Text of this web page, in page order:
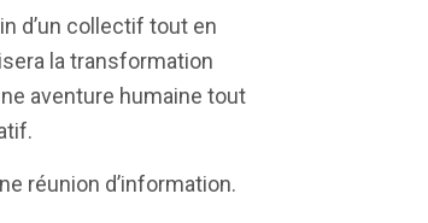
d’un collectif tout en
la transformation
aventure humaine tout
réunion d’information.